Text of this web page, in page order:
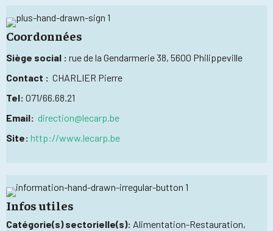
Coordonnées
Siège social : rue de la Gendarmerie 38, 5600 Philippeville
Contact : CHARLIER Pierre
Tel: 071/66.68.21
Email: direction@lecarp.be
Site: http://www.lecarp.be
Infos utiles
Catégorie(s) sectorielle(s): Alimentation-Restauration,